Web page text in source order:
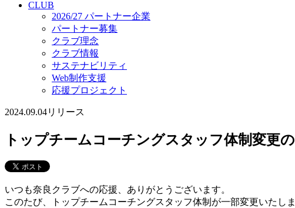
CLUB
2026/27 パートナー企業
パートナー募集
クラブ理念
クラブ情報
サステナビリティ
Web制作支援
応援プロジェクト
2024.09.04リリース
トップチームコーチングスタッフ体制変更
いつも奈良クラブへの応援、ありがとうございます。
このたび、トップチームコーチングスタッフ体制が一部変更いたし